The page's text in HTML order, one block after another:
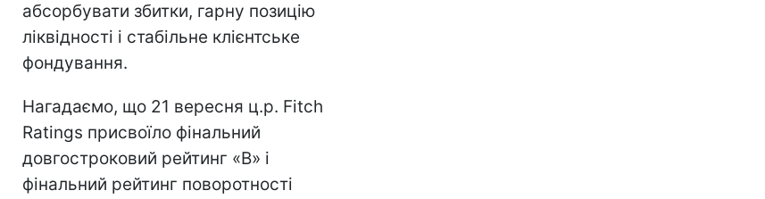
абсорбувати збитки, гарну позицію
ліквідності і стабільне клієнтське
фондування.
Нагадаємо, що 21 вересня ц.р. Fitch
Ratings присвоїло фінальний
довгостроковий рейтинг «B» і
фінальний рейтинг поворотності